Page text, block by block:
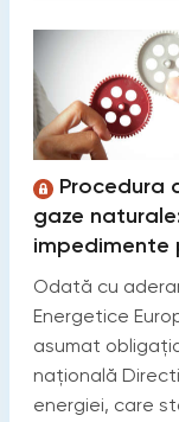
Procedura
gaze
impedimente
Odată cu
Energetice
asumat
națională
energiei, care